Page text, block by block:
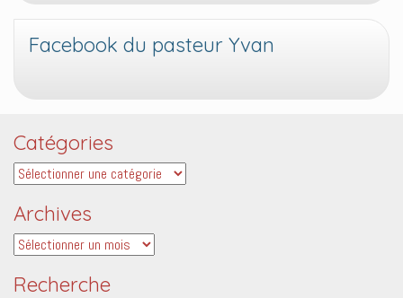
Facebook du pasteur Yvan
Catégories
Catégories
Archives
Archives
Recherche